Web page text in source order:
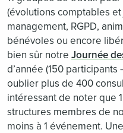
(évolutions comptables
management, RGPD,
bénévoles ou encore
bien sûr notre Journée
d’année (150
oublier plus de 400
intéressant de noter que
structures membres de
moins à 1 événement.